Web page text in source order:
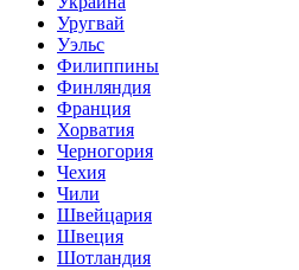
Уругвай
Уэльс
Филиппины
Финляндия
Франция
Хорватия
Черногория
Чехия
Чили
Швейцария
Швеция
Шотландия